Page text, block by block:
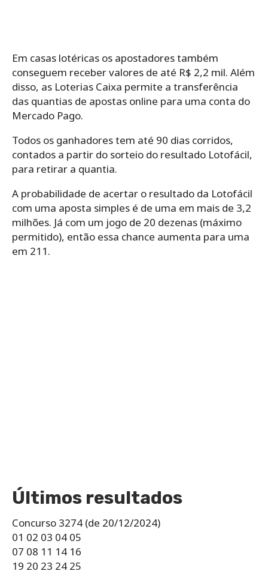
Em casas lotéricas os apostadores também
conseguem receber valores de até R$ 2,2 mil. Além
disso, as Loterias Caixa permite a transferência
das quantias de apostas online para uma conta do
Mercado Pago.
Todos os ganhadores tem até 90 dias corridos,
contados a partir do sorteio do resultado Lotofácil,
para retirar a quantia.
A probabilidade de acertar o resultado da Lotofácil
com uma aposta simples é de uma em mais de 3,2
milhões. Já com um jogo de 20 dezenas (máximo
permitido), então essa chance aumenta para uma
em 211.
Últimos resultados
Concurso 3274 (de 20/12/2024)
01 02 03 04 05
07 08 11 14 16
19 20 23 24 25